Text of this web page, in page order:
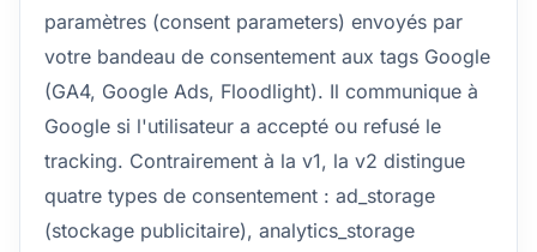
paramètres (consent parameters) envoyés par
votre bandeau de consentement aux tags Google
(GA4, Google Ads, Floodlight). Il communique à
Google si l'utilisateur a accepté ou refusé le
tracking. Contrairement à la v1, la v2 distingue
quatre types de consentement : ad_storage
(stockage publicitaire), analytics_storage